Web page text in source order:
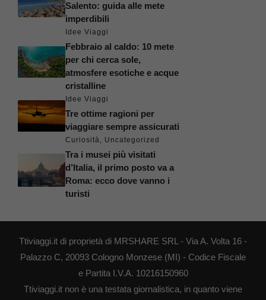
Salento: guida alle mete
imperdibili
Idee Viaggi
Febbraio al caldo: 10 mete
per chi cerca sole,
atmosfere esotiche e acque
cristalline
Idee Viaggi
Tre ottime ragioni per
viaggiare sempre assicurati
Curiosità, Uncategorized
Tra i musei più visitati
d’Italia, il primo posto va a
Roma: ecco dove vanno i
turisti
Ttiviaggi.it di proprietà di MRSHARE SRL - Via A. Volta 16 -
Palazzo C, 20093 Cologno Monzese (MI) - Codice Fiscale
e Partita I.V.A. 10216150960
Ttiviaggi.it non è una testata giornalistica, in quanto viene